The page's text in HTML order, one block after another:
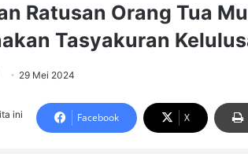
Ratusan Orang Tua
Tasyakuran
29 Mei 2024
ini Facebook X